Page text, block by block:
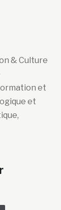
& Culture
et
et